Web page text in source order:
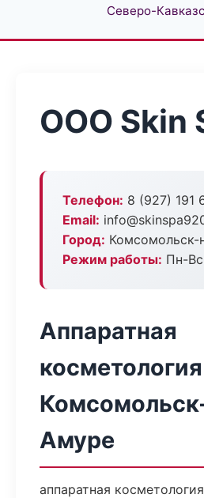
Северо-
ООО Skin
Телефон: 8 (927) 191
Email:
Город:
Режим работы: Пн-
Аппаратная
Амуре
аппаратная